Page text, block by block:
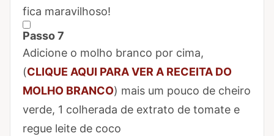
fica maravilhoso!
Passo 7
Marcar Passo 7 como concluído
Adicione o molho branco por cima,
(CLIQUE AQUI PARA VER A RECEITA DO
MOLHO BRANCO) mais um pouco de cheiro
verde, 1 colherada de extrato de tomate e
regue leite de coco